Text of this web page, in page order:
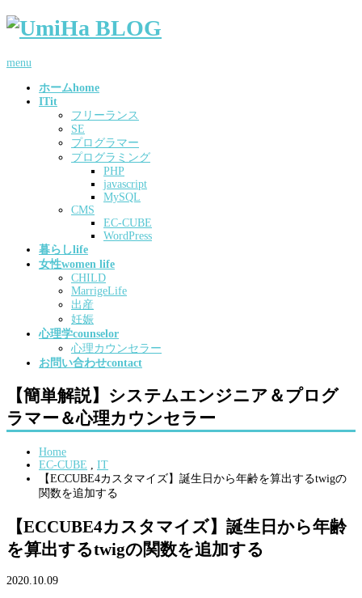
menu
ホームhome
ITit
フリーランス
SE
プログラマー
プログラミング
PHP
javascript
MySQL
CMS
EC-CUBE
WordPress
暮らしlife
女性women life
CHILD
MarrigeLife
出産
妊娠
心理学counselor
心理カウンセラー
お問い合わせcontact
【簡単解説】システムエンジニア＆プログ
ラマー＆心理カウンセラー
Home
EC-CUBE , IT
【ECCUBE4カスタマイズ】誕生日から年齢を算出するtwigの
関数を追加する
【ECCUBE4カスタマイズ】誕生日から年齢
を算出するtwigの関数を追加する
2020.10.09